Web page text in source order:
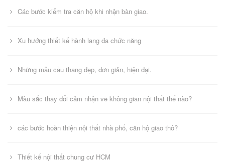
Các bước kiểm tra căn hộ khi nhận bàn giao.
Xu hướng thiết kế hành lang đa chức năng
Những mẫu cầu thang đẹp, đơn giản, hiện đại.
Màu sắc thay đổi cảm nhận về không gian nội thất thế nào?
các bước hoàn thiện nội thất nhà phố, căn hộ giao thô?
Thiết kế nội thất chung cư HCM